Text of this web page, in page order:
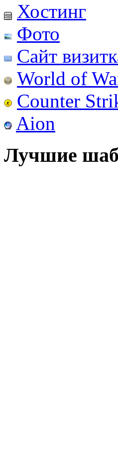
Хостинг
Фото
Сайт
World of
Counter
Aion
Лучшие